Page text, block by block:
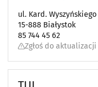
ul. Kard.
15-888 Białystok
85 744 45 62
Zgłoś do aktualizacji